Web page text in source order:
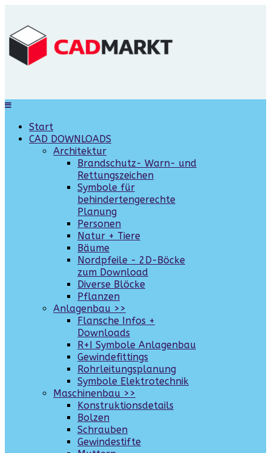
Start
CAD DOWNLOADS
Architektur
Brandschutz- Warn- und
Rettungszeichen
Symbole für
behindertengerechte
Planung
Personen
Natur + Tiere
Bäume
Nordpfeile - 2D-Böcke
zum Download
Diverse Blöcke
Pflanzen
Anlagenbau >>
Flansche Infos +
Downloads
R+I Symbole Anlagenbau
Gewindefittings
Rohrleitungsplanung
Symbole Elektrotechnik
Maschinenbau >>
Konstruktionsdetails
Bolzen
Schrauben
Gewindestifte